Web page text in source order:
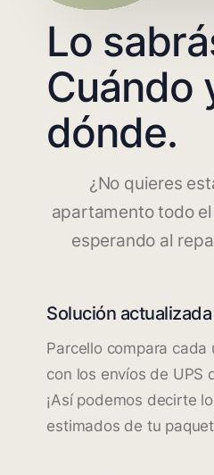
Lo
Cuándo
dónde.
¿No quieres
apartamento todo
esperando al
Solución actualizada
Parcello compara cada
con los envíos de UPS
¡Así podemos decirte
estimados de tu